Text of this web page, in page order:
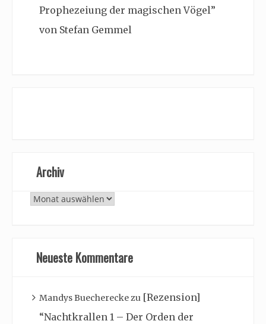
Prophezeiung der magischen Vögel”
von Stefan Gemmel
Archiv
Archiv
Neueste Kommentare
Mandys Buechereckezu [Rezension]
“Nachtkrallen 1 – Der Orden der